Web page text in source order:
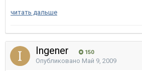
читать дальше
Ingener 150
Опубликовано Май 9, 2009